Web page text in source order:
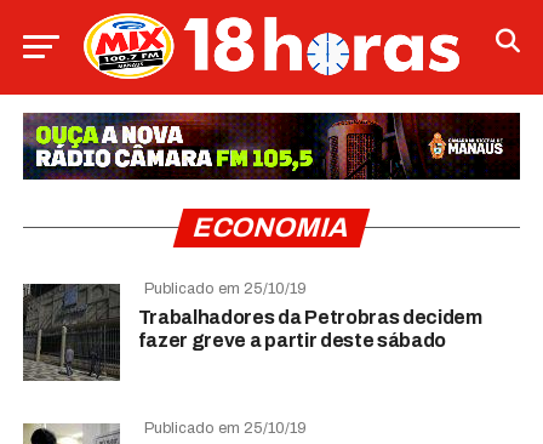
ECONOMIA
Publicado em 25/10/19
Trabalhadores da Petrobras decidem
fazer greve a partir deste sábado
Publicado em 25/10/19